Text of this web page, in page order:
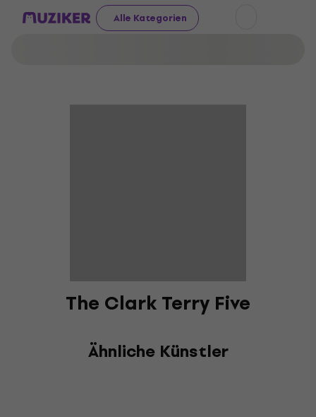
Alle Kategorien
The Clark Terry Five
Ähnliche Künstler